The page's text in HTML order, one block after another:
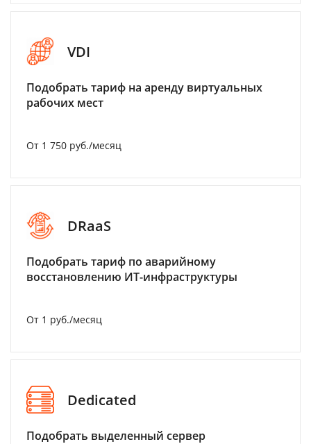
VDI
Подобрать тариф на аренду виртуальных
рабочих мест
От 1 750 руб./месяц
DRaaS
Подобрать тариф по аварийному
восстановлению ИТ-инфраструктуры
От 1 руб./месяц
Dedicated
Подобрать выделенный сервер